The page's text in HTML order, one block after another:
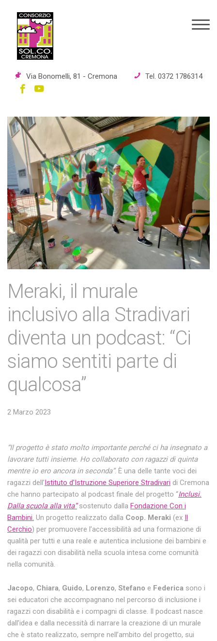
Via Bonomelli, 81 - Cremona Tel. 0372 1786314
Meraki, il murale
inclusivo alla Stradivari
diventa un podcast: “Ci
siamo sentiti parte di
qualcosa”
2 Marzo 2023
“Il progetto è stato molto importante perché ci ha insegnato a
lavorare tutti insieme. Ho collaborato con ragazzi di quinta
mentre io ero ancora in seconda”. È una delle tante voci dei
ragazzi dell’Istituto d’Istruzione Superiore Stradivari di Cremona
che hanno partecipato al podcast finale del progetto “Inclusi.
Dalla scuola alla vita”sostenuto dalla Fondazione Con i
Bambini. Un progetto realizzato dalla Coop. Meraki (ex Il
Cerchio) per promuovere l’accessibilità ad una formazione di
qualità per tutti e una reale e autentica inclusione dei bambini e
dei ragazzi con disabilità nella scuola intesa come comunità
nella comunità.
Jacopo, Chiara, Guido, Lorenzo, Stefano e Federica sono i
sei educatori che accompagnano nel percorso di inclusione i
ragazzi con disabilità e i compagni di classe. Il podcast nasce
dall’idea e dalla necessità di narrare la creazione di un murale
che è stato realizzato, sempre nell’ambito del progetto, sui